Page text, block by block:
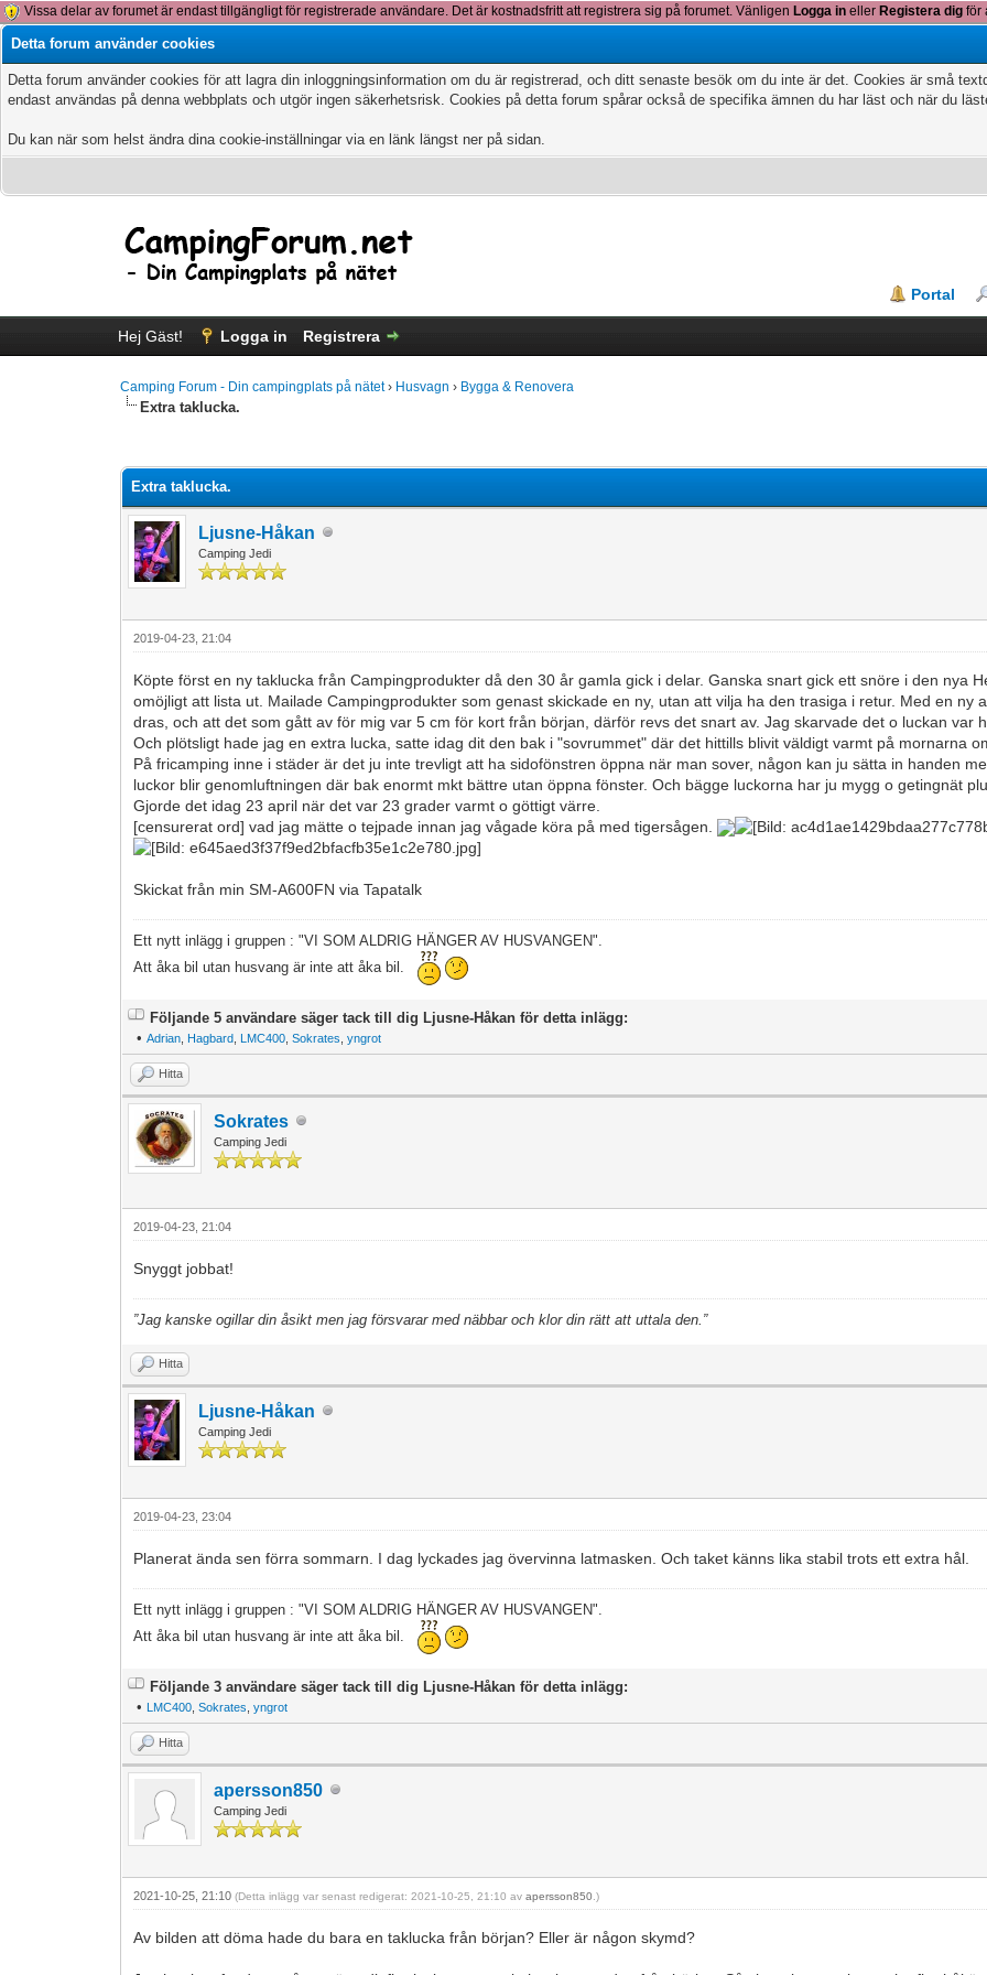
Vissa delar av forumet är endast tillgängligt för registrerade användare. Det är kostnadsfritt att registrera sig på forumet. Vänligen Logga in eller Registera dig för
Detta forum använder cookies
Detta forum använder cookies för att lagra din inloggningsinformation om du är registrerad, och ditt senaste besök om du inte är det. Cookies är små
endast användas på denna webbplats och utgör ingen säkerhetsrisk. Cookies på detta forum spårar också de specifika ämnen du har läst och när du
Du kan när som helst ändra dina cookie-inställningar via en länk längst ner på sidan.
Portal
Hej Gäst! Logga in Registrera
Camping Forum - Din campingplats på nätet› Husvagn › Bygga & Renovera
Extra taklucka.
Extra taklucka.
Ljusne-Håkan
Camping Jedi
2019-04-23, 21:04
Köpte först en ny taklucka från Campingprodukter då den 30 år gamla gick i delar. Ganska snart gick ett snöre i den nya
omöjligt att lista ut. Mailade Campingprodukter som genast skickade en ny, utan att vilja ha den trasiga i retur. Med en ny
dras, och att det som gått av för mig var 5 cm för kort från början, därför revs det snart av. Jag skarvade det o luckan var
Och plötsligt hade jag en extra lucka, satte idag dit den bak i "sovrummet" där det hittills blivit väldigt varmt på mornarna
På fricamping inne i städer är det ju inte trevligt att ha sidofönstren öppna när man sover, någon kan ju sätta in handen
luckor blir genomluftningen där bak enormt mkt bättre utan öppna fönster. Och bägge luckorna har ju mygg o getingnät
Gjorde det idag 23 april när det var 23 grader varmt o göttigt värre.
[censurerat ord] vad jag mätte o tejpade innan jag vågade köra på med tigersågen.
Skickat från min SM-A600FN via Tapatalk
Ett nytt inlägg i gruppen : "VI SOM ALDRIG HÄNGER AV HUSVANGEN".
Att åka bil utan husvang är inte att åka bil.
Följande 5 användare säger tack till dig Ljusne-Håkan för detta inlägg:
•Adrian Hagbard LMC400 ,Sokrates ,yngrot
Hitta
Sokrates
Camping Jedi
2019-04-23, 21:04
Snyggt jobbat!
”Jag kanske ogillar din åsikt men jag försvarar med näbbar och klor din rätt att uttala den.”
Hitta
Ljusne-Håkan
Camping Jedi
2019-04-23, 23:04
Planerat ända sen förra sommarn. I dag lyckades jag övervinna latmasken. Och taket känns lika stabil trots ett extra hål.
Ett nytt inlägg i gruppen : "VI SOM ALDRIG HÄNGER AV HUSVANGEN".
Att åka bil utan husvang är inte att åka bil.
Följande 3 användare säger tack till dig Ljusne-Håkan för detta inlägg:
• LMC400 ,Sokrates ,yngrot
Hitta
apersson850
Camping Jedi
2021-10-25, 21:10(Detta inlägg var senast redigerat: 2021-10-25, 21:10 avapersson850 .)
Av bilden att döma hade du bara en taklucka från början? Eller är någon skymd?